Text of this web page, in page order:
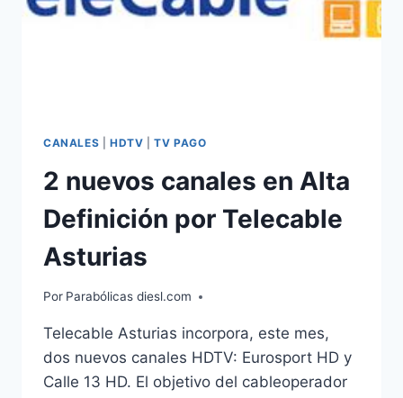
CANALES HDTV |TV PAGO
2 nuevos canales en Alta
Definición por Telecable
Asturias
Por Parabólicas diesl.com
Telecable Asturias incorpora, este mes,
dos nuevos canales HDTV: Eurosport HD y
Calle 13 HD. El objetivo del cableoperador